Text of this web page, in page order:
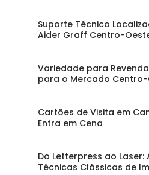
Suporte Técnico
Aider Graff Centro-
Variedade para
para o Mercado
Cartões de Visita em
Entra em Cena
Do Letterpress ao Laser:
Técnicas Clássicas de